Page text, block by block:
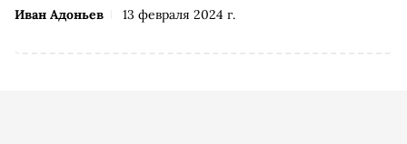
Иван Адоньев 13 февраля 2024 г.